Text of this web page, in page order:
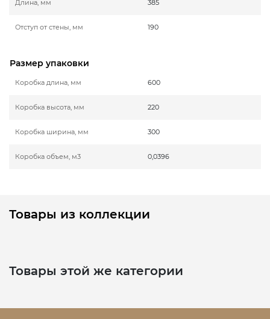
Длина, мм 385
Отступ от стены, мм 190
Размер упаковки
Коробка длина, мм 600
Коробка высота, мм 220
Коробка ширина, мм 300
Коробка объем, м3 0,0396
Товары из коллекции
Товары этой же категории